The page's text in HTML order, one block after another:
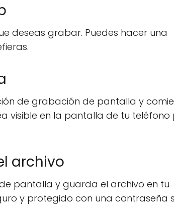
deseas grabar. Puedes hacer una
de grabación de pantalla y
visible en la pantalla de tu teléfono
archivo
pantalla y guarda el archivo en tu
y protegido con una contraseña